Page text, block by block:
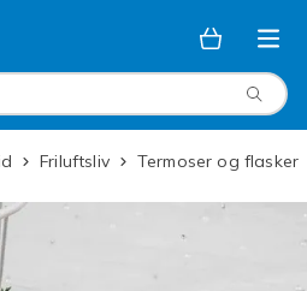
Friluftsliv Termoser og flasker